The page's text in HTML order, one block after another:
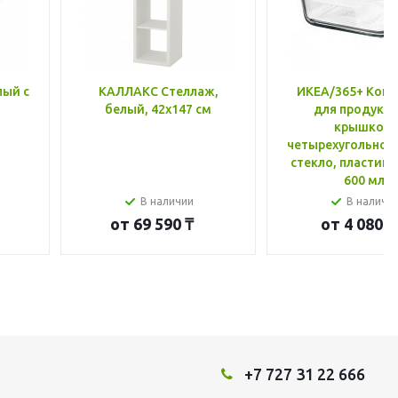
с
КАЛЛАКС Стеллаж,
белый, 42x147 см
В наличии
от 69 590 ₸
ИКЕА/365+
для
крышкой,
стекло, пластик
600 мл
В
от 4 080 ₸
+7 727 31 22 666